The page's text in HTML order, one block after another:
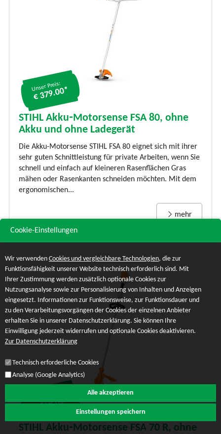
Unser Preis:
€ 379.00*
STIHL Akku‑Motorsense FSA 80, ohne
Akku und ohne Ladegerät
Die Akku-Motorsense STIHL FSA 80 eignet sich mit ihrer
sehr guten Schnittleistung für private Arbeiten, wenn Sie
schnell und einfach auf kleineren Rasenflächen Gras
mähen oder Rasenkanten schneiden möchten. Mit dem
ergonomischen...
mehr
€ 269.00*
STIHL Akku‑Motorsense FSA 70 R, ohne
Cookie-Einstellungen
Wir verwenden Cookies und vergleichbare Technologien, die zur
Funktionsfähigkeit unserer Website technisch erforderlich sind. Mit
Ihrer Zustimmung werden zusätzlich optionale Cookies zur
Nutzungsanalyse sowie zur Personalisierung von Inhalten und Anzeigen
eingesetzt. Informationen zur Funktionsweise, zur Funktionsdauer und
zu den Verarbeitungsvorgängen der Cookies der einzelnen Anbieter
erhalten Sie in unserer Datenschutzerklärung. Sie können Ihre
Einwilligung jederzeit widerrufen und optionale Cookies deaktivieren.
Zur Datenschutzerklärung
Technisch erforderliche Cookies
Analyse (Google Analytics)
Alle akzeptieren
Einstellungen speichern